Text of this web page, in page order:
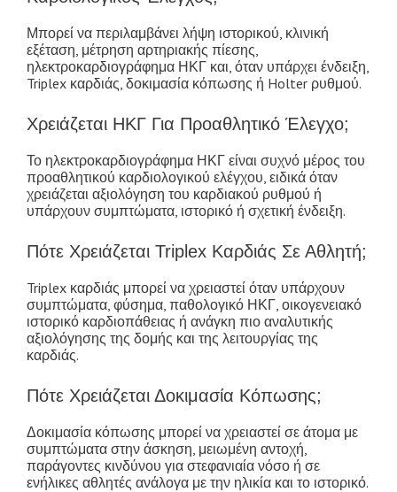
Μπορεί να περιλαμβάνει λήψη ιστορικού, κλινική
εξέταση, μέτρηση αρτηριακής πίεσης,
ηλεκτροκαρδιογράφημα ΗΚΓ και, όταν υπάρχει ένδειξη,
Triplex καρδιάς, δοκιμασία κόπωσης ή Holter ρυθμού.
Χρειάζεται ΗΚΓ Για Προαθλητικό Έλεγχο;
Το ηλεκτροκαρδιογράφημα ΗΚΓ είναι συχνό μέρος του
προαθλητικού καρδιολογικού ελέγχου, ειδικά όταν
χρειάζεται αξιολόγηση του καρδιακού ρυθμού ή
υπάρχουν συμπτώματα, ιστορικό ή σχετική ένδειξη.
Πότε Χρειάζεται Triplex Καρδιάς Σε Αθλητή;
Triplex καρδιάς μπορεί να χρειαστεί όταν υπάρχουν
συμπτώματα, φύσημα, παθολογικό ΗΚΓ, οικογενειακό
ιστορικό καρδιοπάθειας ή ανάγκη πιο αναλυτικής
αξιολόγησης της δομής και της λειτουργίας της
καρδιάς.
Πότε Χρειάζεται Δοκιμασία Κόπωσης;
Δοκιμασία κόπωσης μπορεί να χρειαστεί σε άτομα με
συμπτώματα στην άσκηση, μειωμένη αντοχή,
παράγοντες κινδύνου για στεφανιαία νόσο ή σε
ενήλικες αθλητές ανάλογα με την ηλικία και το ιστορικό.